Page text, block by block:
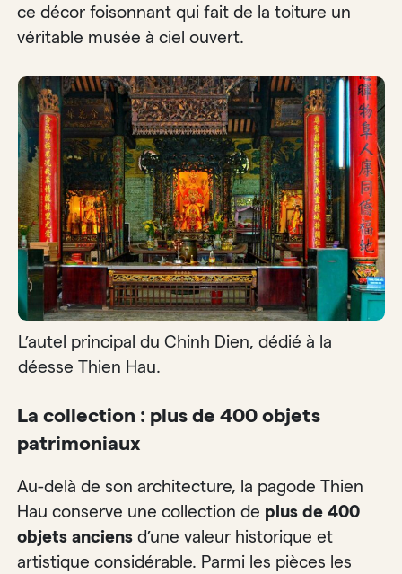
ce décor foisonnant qui fait de la toiture un
véritable musée à ciel ouvert.
L’autel principal du Chinh Dien, dédié à la
déesse Thien Hau.
La collection : plus de 400 objets
patrimoniaux
Au-delà de son architecture, la pagode Thien
Hau conserve une collection de plus de 400
objets anciens d’une valeur historique et
artistique considérable. Parmi les pièces les